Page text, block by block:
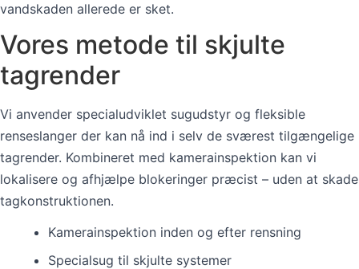
vandskaden allerede er sket.
Vores metode til skjulte
tagrender
Vi anvender specialudviklet sugudstyr og fleksible
renseslanger der kan nå ind i selv de sværest tilgængelige
tagrender. Kombineret med kamerainspektion kan vi
lokalisere og afhjælpe blokeringer præcist – uden at skade
tagkonstruktionen.
Kamerainspektion inden og efter rensning
Specialsug til skjulte systemer